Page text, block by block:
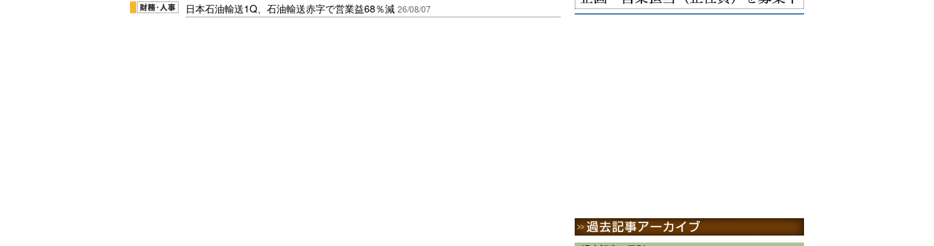
日本石油輸送1Q、石油輸送赤字で営業益68％減 26/08/07